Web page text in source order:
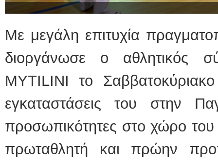
Με μεγάλη επιτυχία
διοργάνωσε ο αθλητικός
MYTILINI το
εγκαταστάσεις του στην
προσωπικότητες στο χώρο
πρωταθλητή και πρώην